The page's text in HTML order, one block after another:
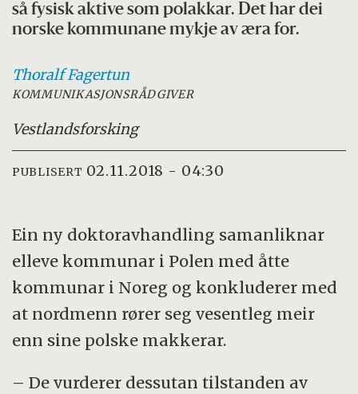
så fysisk aktive som polakkar. Det har dei
norske kommunane mykje av æra for.
Thoralf Fagertun
KOMMUNIKASJONSRÅDGIVER
Vestlandsforsking
PUBLISERT 02.11.2018 - 04:30
Ein ny doktoravhandling samanliknar
elleve kommunar i Polen med åtte
kommunar i Noreg og konkluderer med
at nordmenn rører seg vesentleg meir
enn sine polske makkerar.
– De vurderer dessutan tilstanden av